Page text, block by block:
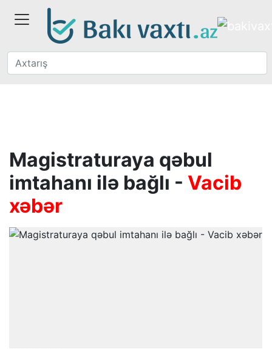
Magistraturaya qəbul
imtahanı ilə bağlı - Vacib
xəbər